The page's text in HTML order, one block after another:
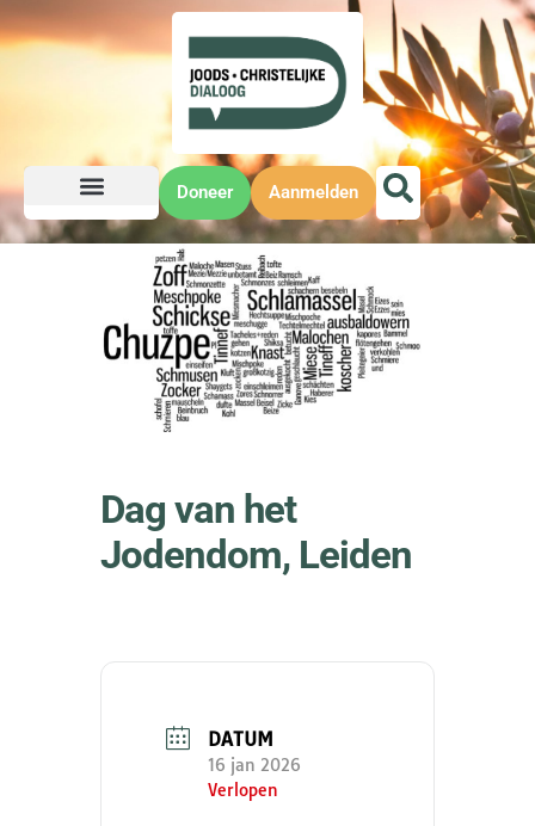
Doneer Aanmelden
Dag van het
Jodendom, Leiden
DATUM
16 jan 2026
Verlopen